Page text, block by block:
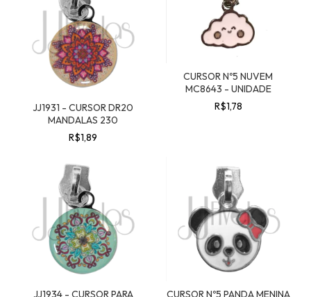
JJ1931 - CURSOR DR20
MANDALAS 230
R$1,89
CURSOR Nº5 NUVEM
MC8643 - UNIDADE
R$1,78
JJ1934 - CURSOR PARA
CURSOR Nº5 PANDA MENINA